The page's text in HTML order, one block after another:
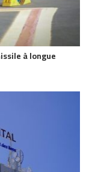
à longue